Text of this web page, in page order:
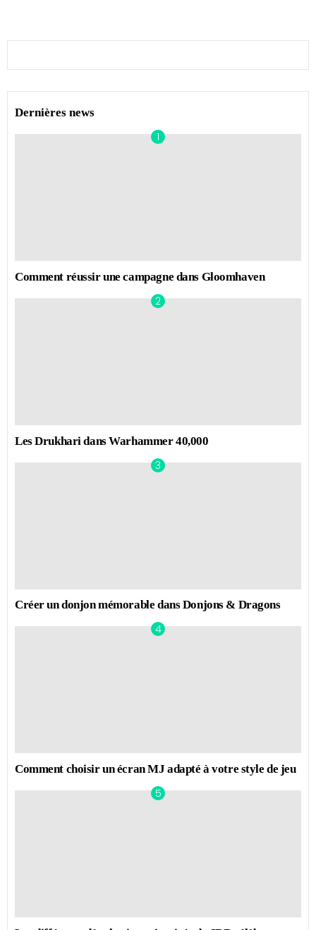
Dernières news
Comment réussir une campagne dans Gloomhaven
Les Drukhari dans Warhammer 40,000
Créer un donjon mémorable dans Donjons & Dragons
Comment choisir un écran MJ adapté à votre style de jeu